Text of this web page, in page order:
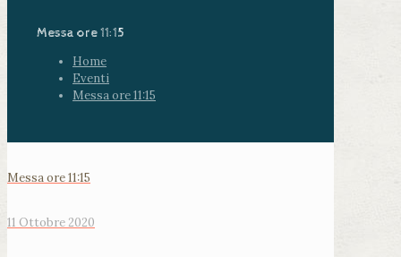
Messa ore 11:15
Home
Eventi
Messa ore 11:15
Messa ore 11:15
11 Ottobre 2020